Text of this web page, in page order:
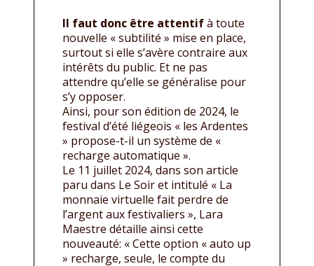
Il faut donc être attentifà toute
nouvelle « subtilité » mise en place,
surtout si elle s’avère contraire aux
intérêts du public. Et ne pas
attendre qu’elle se généralise pour
s’y opposer.
Ainsi, pour son édition de 2024, le
festival d’été liégeois « les Ardentes
» propose-t-il un système de «
recharge automatique ».
Le 11 juillet 2024, dans son article
paru dans Le Soir et intitulé « La
monnaie virtuelle fait perdre de
l’argent aux festivaliers », Lara
Maestre détaille ainsi cette
nouveauté: « Cette option « auto up
» recharge, seule, le compte du